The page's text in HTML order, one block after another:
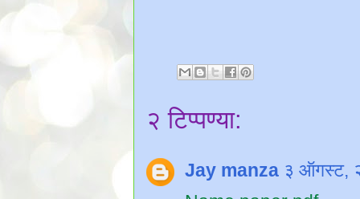
२ टिप्पण्या:
Jay manza ३ ऑगस्ट,